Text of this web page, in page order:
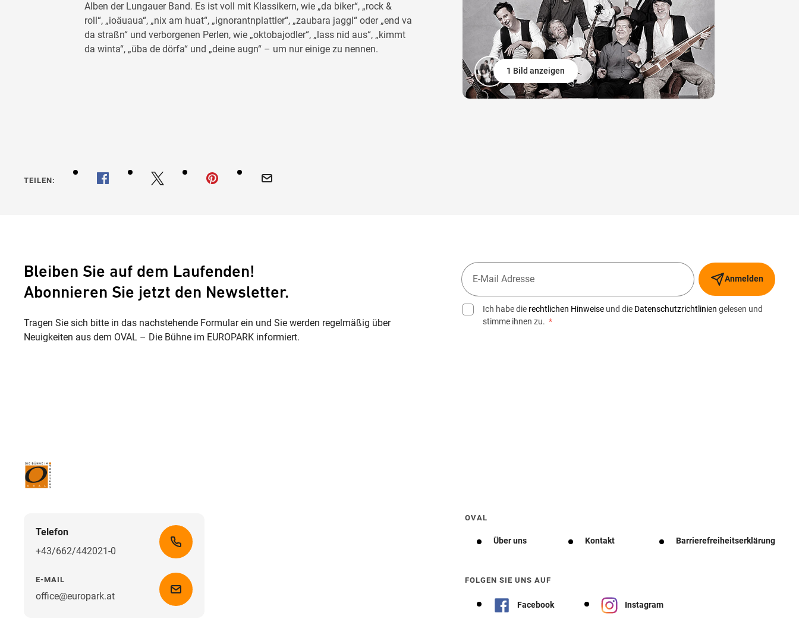
Alben der Lungauer Band. Es ist voll mit Klassikern, wie „da biker“, „rock &
roll“, „ioäuaua“, „nix am huat“, „ignorantnplattler“, „zaubara jaggl“ oder „end va
da straßn“ und verborgenen Perlen, wie „oktobajodler“, „lass nid aus“, „kimmt
da winta“, „üba de dörfa“ und „deine augn“ – um nur einige zu nennen.
1 Bild anzeigen
TEILEN:
Bleiben Sie auf dem Laufenden!
Abonnieren Sie jetzt den Newsletter.
Tragen Sie sich bitte in das nachstehende Formular ein und Sie werden regelmäßig über
Neuigkeiten aus dem OVAL – Die Bühne im EUROPARK informiert.
Anmelden
Ich habe die rechtlichen Hinweise und die Datenschutzrichtlinien gelesen und
stimme ihnen zu. *
Telefon
+43/662/442021-0
E-MAIL
office@europark.at
OVAL
Über uns Kontakt Barrierefreiheitserklärung
FOLGEN SIE UNS AUF
Facebook Instagram